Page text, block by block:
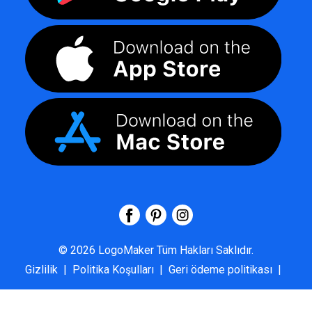
© 2026 LogoMaker Tüm Hakları Saklıdır.
Gizlilik | Politika Koşulları | Geri ödeme politikası |